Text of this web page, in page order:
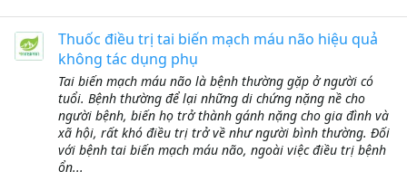
Thuốc điều trị tai biến mạch máu não hiệu quả
không tác dụng phụ
Tai biến mạch máu não là bệnh thường gặp ở người có
tuổi. Bệnh thường để lại những di chứng nặng nề cho
người bệnh, biến họ trở thành gánh nặng cho gia đình và
xã hội, rất khó điều trị trở về như người bình thường. Đối
với bệnh tai biến mạch máu não, ngoài việc điều trị bệnh
ổn...